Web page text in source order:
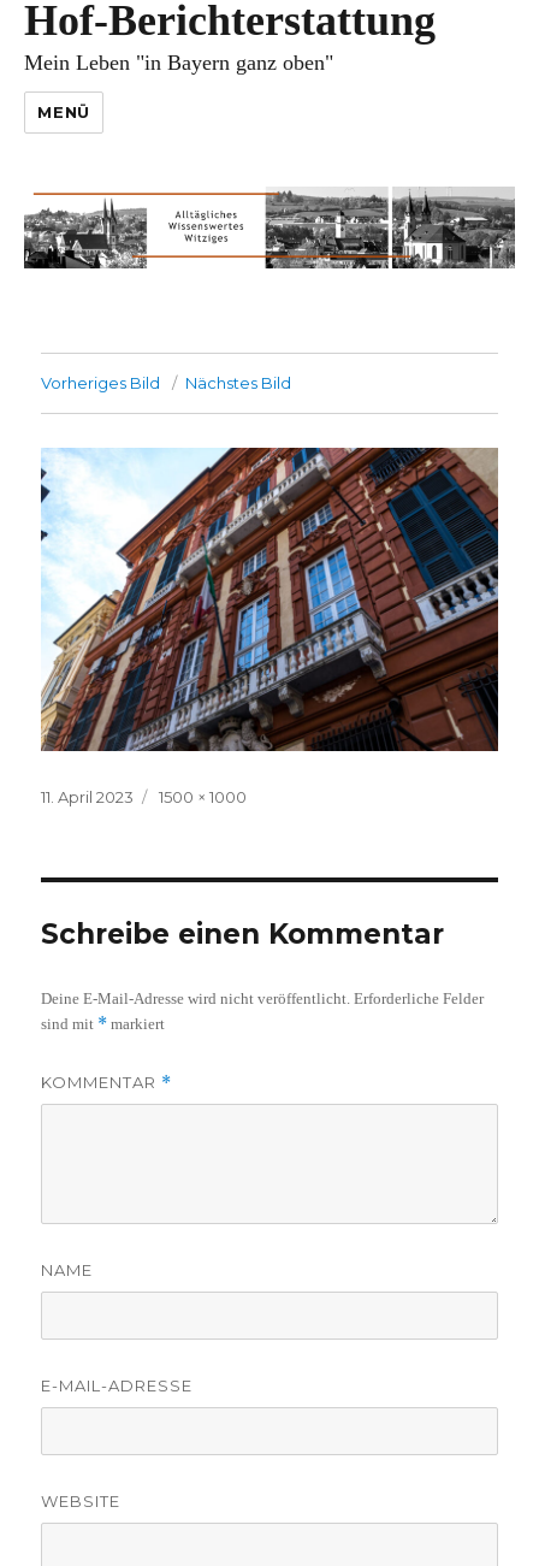
Hof-Berichterstattung
Mein Leben "in Bayern ganz oben"
MENÜ
Vorheriges Bild Nächstes Bild
Veröffentlicht
11. April 2023
Volle
1500 × 1000
Schreibe einen Kommentar
Deine E-Mail-Adresse wird nicht veröffentlicht. Erforderliche Felder
sind mit * markiert
KOMMENTAR *
NAME
E-MAIL-ADRESSE
WEBSITE